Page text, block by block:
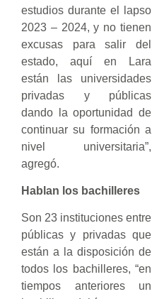
estudios durante el lapso
2023 – 2024, y no tienen
excusas para salir del
estado, aquí en Lara
están las universidades
privadas y públicas
dando la oportunidad de
continuar su formación a
nivel universitaria”,
agregó.
Hablan los bachilleres
Son 23 instituciones entre
públicas y privadas que
están a la disposición de
todos los bachilleres, “en
tiempos anteriores un